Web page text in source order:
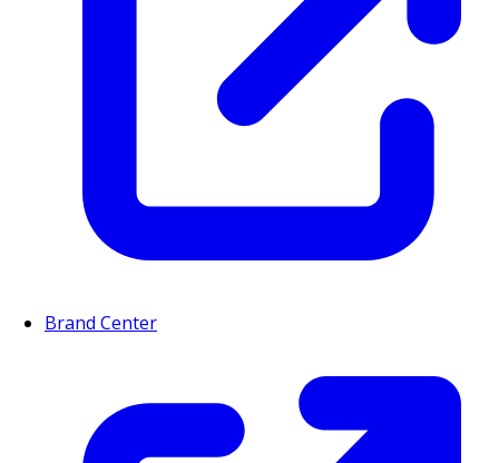
Brand Center